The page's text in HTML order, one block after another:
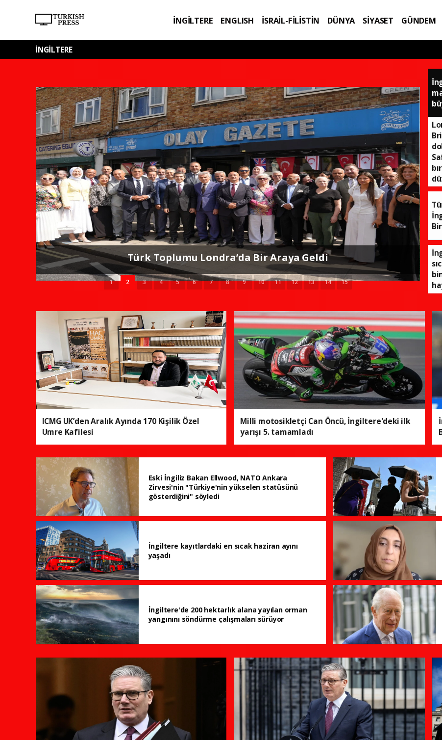
İNGİLTERE ENGLISH İSRAİL-FİLİSTİN DÜNYA SİYASET GÜNDEM
İNGİLTERE
İngiltere'deki orman yangınına müdahalenin haftaya kadar
sürebileceği açıklandı
1 2 3 4 5 6 7 8 9 10 11 12 13 14 15
ICMG UK’den Aralık Ayında 170 Kişilik Özel
Umre Kafilesi
Milli motosikletçi Can Öncü, İngiltere'deki ilk
yarışı 5. tamamladı
Eski İngiliz Bakan Ellwood, NATO Ankara
Zirvesi'nin "Türkiye'nin yükselen statüsünü
gösterdiğini" söyledi
İngiltere kayıtlardaki en sıcak haziran ayını
yaşadı
İngiltere'de 200 hektarlık alana yayılan orman
yangınını söndürme çalışmaları sürüyor